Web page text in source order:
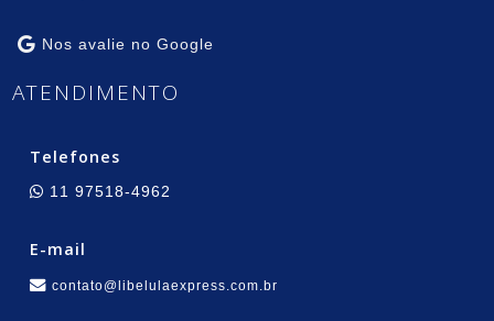
Nos avalie no Google
ATENDIMENTO
Telefones
11 97518-4962
E-mail
contato@libelulaexpress.com.br